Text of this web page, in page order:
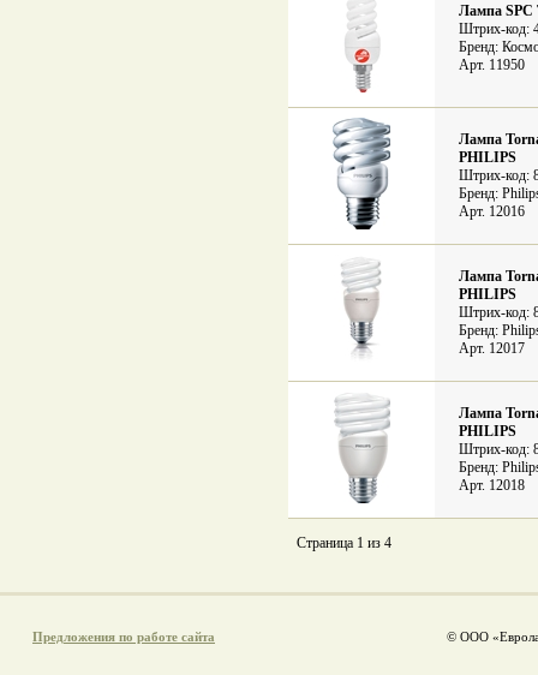
Лампа
Штрих-код:
Бренд:
Арт. 11950
Лампа
PHILIPS
Штрих-код:
Бренд:
Арт. 12016
Лампа
PHILIPS
Штрих-код:
Бренд:
Арт. 12017
Лампа
PHILIPS
Штрих-код:
Бренд:
Арт. 12018
Страница 1 из 4
Предложения по работе сайта © ООО